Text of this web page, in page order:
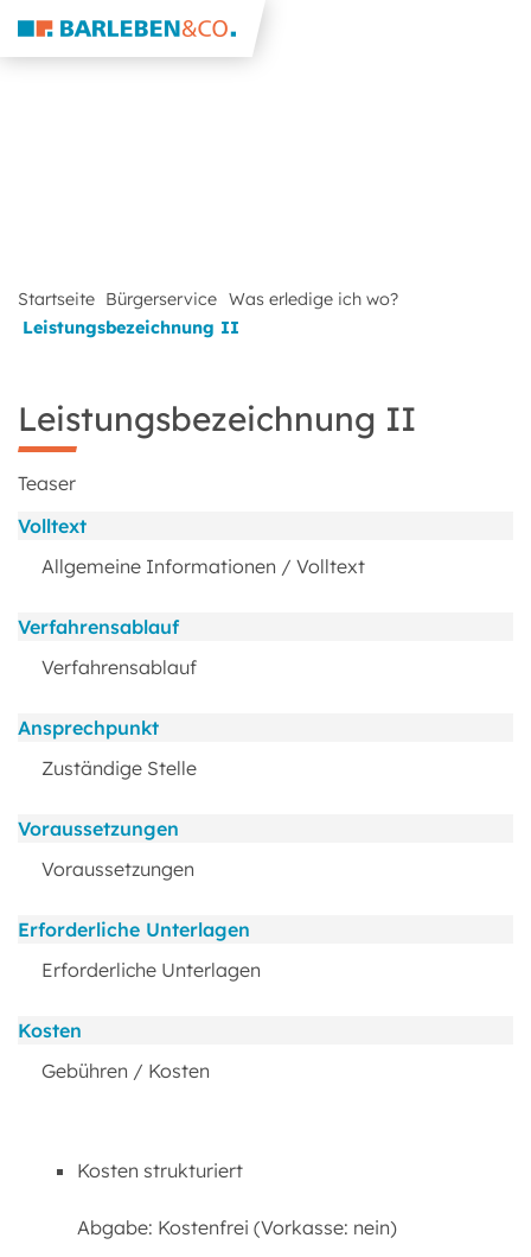
Startseite Bürgerservice Was erledige ich wo?
Leistungsbezeichnung II
Leistungsbezeichnung II
Teaser
Volltext
Allgemeine Informationen / Volltext
Verfahrensablauf
Verfahrensablauf
Ansprechpunkt
Zuständige Stelle
Voraussetzungen
Voraussetzungen
Erforderliche Unterlagen
Erforderliche Unterlagen
Kosten
Gebühren / Kosten
Kosten strukturiert
Abgabe: Kostenfrei (Vorkasse: nein)